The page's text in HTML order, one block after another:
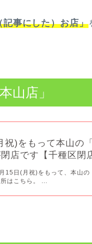
事にした）お店」
山店」
祝)をもって本山の
店です【千種区閉
15日(月祝)をもって、本山
はこちら。 ...